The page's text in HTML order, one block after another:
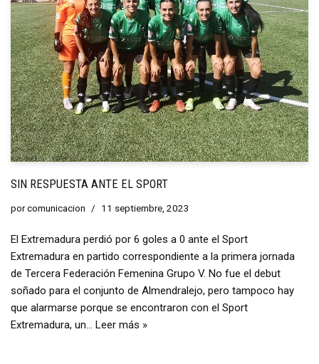
SIN RESPUESTA ANTE EL SPORT
porcomunicacion 11 septiembre, 2023
El Extremadura perdió por 6 goles a 0 ante el Sport
Extremadura en partido correspondiente a la primera jornada
de Tercera Federación Femenina Grupo V. No fue el debut
soñado para el conjunto de Almendralejo, pero tampoco hay
que alarmarse porque se encontraron con el Sport
Extremadura, un… Leer más »